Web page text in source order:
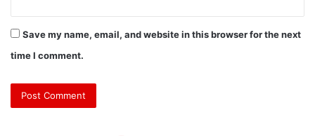
Save my name, email, and website in this browser for the next
time I comment.